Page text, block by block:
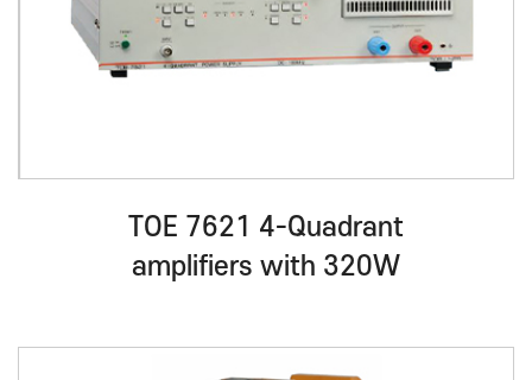
TOE 7621 4-Quadrant
amplifiers with 320W